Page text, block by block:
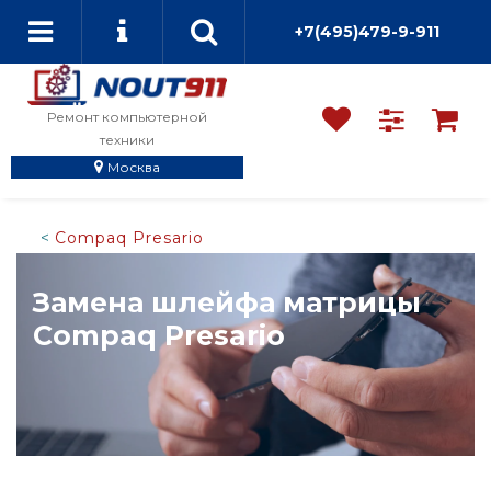
+7(495)479-9-911
Ремонт компьютерной
техники
Москва
Compaq Presario
Замена шлейфа матрицы
Compaq Presario